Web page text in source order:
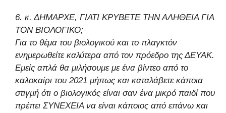
6. κ. ΔΗΜΑΡΧΕ, ΓΙΑΤΙ ΚΡΥΒΕΤΕ ΤΗΝ ΑΛΗΘΕΙΑ ΓΙΑ
ΤΟΝ ΒΙΟΛΟΓΙΚΟ;
Για το θέμα του βιολογικού και το πλαγκτόν
ενημερωθείτε καλύτερα από τον πρόεδρο της ΔΕΥΑΚ.
Εμείς απλά θα μιλήσουμε με ένα βίντεο από το
καλοκαίρι του 2021 μήπως και καταλάβετε κάποια
στιγμή ότι ο βιολογικός είναι σαν ένα μικρό παιδί που
πρέπει ΣΥΝΕΧΕΙΑ να είναι κάποιος από επάνω και